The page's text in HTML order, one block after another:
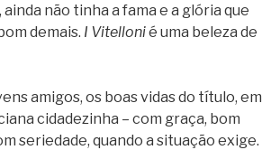
, ainda não tinha a fama e a glória que
demais. I Vitellonié uma beleza de
amigos, os boas vidas do título, em
cidadezinha – com graça, bom
seriedade, quando a situação exige.